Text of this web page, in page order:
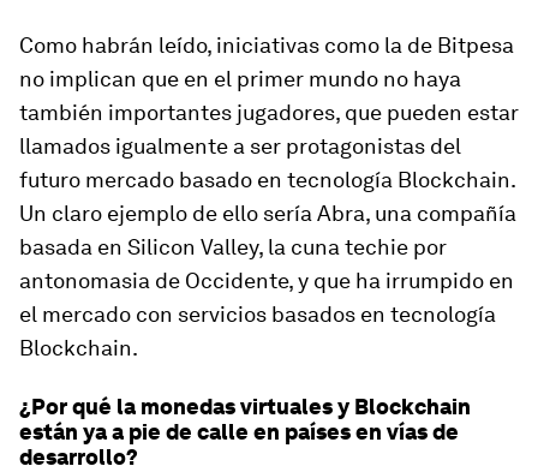
Como habrán leído, iniciativas como la de Bitpesa
no implican que en el primer mundo no haya
también importantes jugadores, que pueden estar
llamados igualmente a ser protagonistas del
futuro mercado basado en tecnología Blockchain.
Un claro ejemplo de ello sería Abra, una compañía
basada en Silicon Valley, la cuna techie por
antonomasia de Occidente, y que ha irrumpido en
el mercado con servicios basados en tecnología
Blockchain.
¿Por qué la monedas virtuales y Blockchain
están ya a pie de calle en países en vías de
desarrollo?